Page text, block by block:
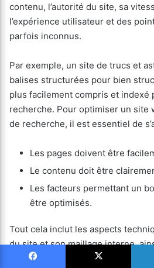
contenu, l’autorité du site, sa
l’expérience utilisateur et des
parfois inconnus.
Par exemple, un site de trucs et
balises structurées pour bien
plus facilement compris et indexé
recherche. Pour optimiser un site
de recherche, il est essentiel de
Les pages doivent être
Le contenu doit être
Les facteurs permettant un
être optimisés.
Tout cela inclut les aspects
du site et son maillage interne,
contenu et l’optimisation des mots-